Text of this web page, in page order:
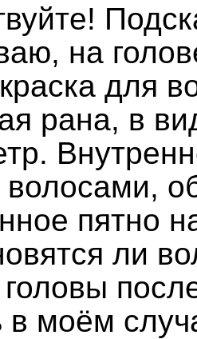
на
для
рана, в
пятно
ли
головы
в моём